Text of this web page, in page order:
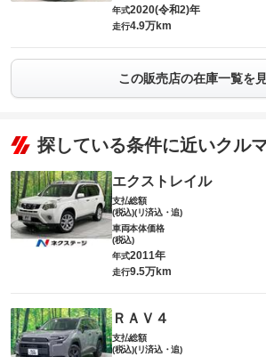
年式2020(令和2)年
走行4.9万km
この販売店の在庫一覧を
探している条件に近いクル
エクストレイル
支払総額
(税込)(リ済込・追)
車両本体価格
(税込)
年式2011年
走行9.5万km
ＲＡＶ４
支払総額
(税込)(リ済込・追)